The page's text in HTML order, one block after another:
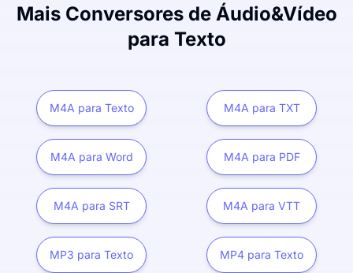
Mais Conversores de Áudio&Vídeo
para Texto
M4A para Texto M4A para TXT
M4A para Word M4A para PDF
M4A para SRT M4A para VTT
MP3 para Texto MP4 para Texto